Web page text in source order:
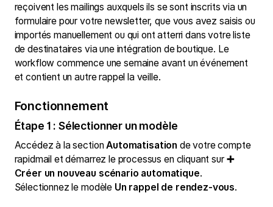
reçoivent les mailings auxquels ils se sont inscrits via un
formulaire pour votre newsletter, que vous avez saisis ou
importés manuellement ou qui ont atterri dans votre liste
de destinataires via une intégration de boutique. Le
workflow commence une semaine avant un événement
et contient un autre rappel la veille.
Fonctionnement
Étape 1 : Sélectionner un modèle
Accédez à la sectionAutomatisation de votre compte
rapidmail et démarrez le processus en cliquant sur ➕
Créer un nouveau scénario automatique.
Sélectionnez le modèle Un rappel de rendez-vous.